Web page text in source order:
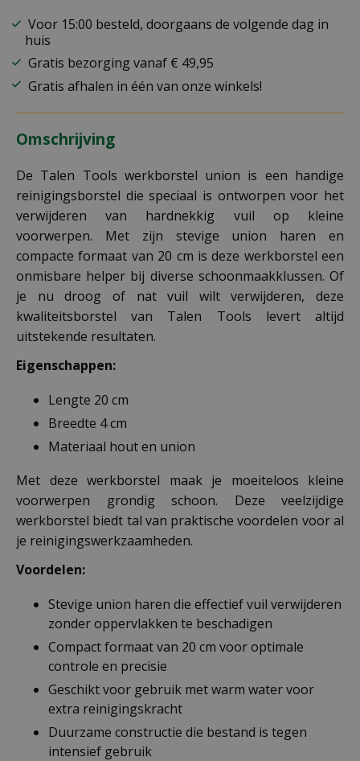
Voor 15:00 besteld, doorgaans de volgende dag in
huis
Gratis bezorging vanaf € 49,95
Gratis afhalen in één van onze winkels!
Omschrijving
De Talen Tools werkborstel union is een handige
reinigingsborstel die speciaal is ontworpen voor het
verwijderen van hardnekkig vuil op kleine
voorwerpen. Met zijn stevige union haren en
compacte formaat van 20 cm is deze werkborstel een
onmisbare helper bij diverse schoonmaakklussen. Of
je nu droog of nat vuil wilt verwijderen, deze
kwaliteitsborstel van Talen Tools levert altijd
uitstekende resultaten.
Eigenschappen:
Lengte 20 cm
Breedte 4 cm
Materiaal hout en union
Met deze werkborstel maak je moeiteloos kleine
voorwerpen grondig schoon. Deze veelzijdige
werkborstel biedt tal van praktische voordelen voor al
je reinigingswerkzaamheden.
Voordelen:
Stevige union haren die effectief vuil verwijderen
zonder oppervlakken te beschadigen
Compact formaat van 20 cm voor optimale
controle en precisie
Geschikt voor gebruik met warm water voor
extra reinigingskracht
Duurzame constructie die bestand is tegen
intensief gebruik